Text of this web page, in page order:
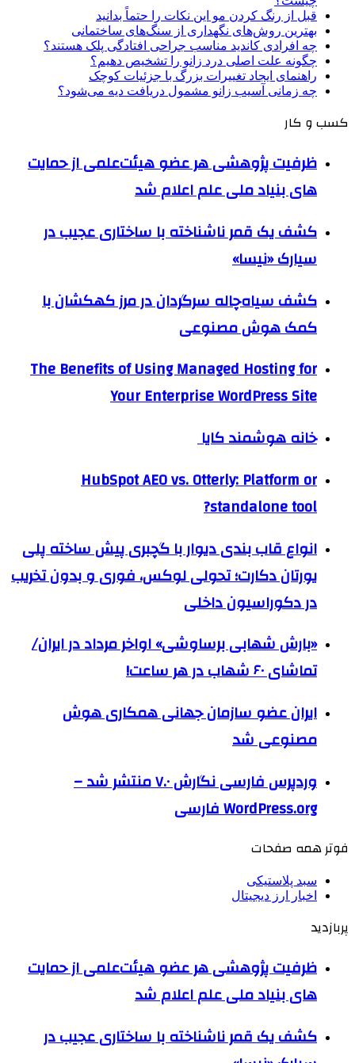
قبل از رنگ کردن مو این نکات را حتماً بدانید
بهترین روش‌های نگهداری از سنگ‌های ساختمانی
چه افرادی کاندید مناسب جراحی افتادگی پلک هستند؟
چگونه علت اصلی درد زانو را تشخیص دهیم؟
راهنمای ایجاد تغییرات بزرگ با جزئیات کوچک
چه زمانی آسیب زانو مشمول دریافت دیه می‌شود؟
کسب و کار
ظرفیت پژوهشی هر عضو هیئت‌علمی از حمایت
های بنیاد ملی علم اعلام شد
کشف یک قمر ناشناخته با ساختاری عجیب در
سیارک «نیسا»
کشف سیاه‌چاله سرگردان در مرز کهکشان با
کمک هوش مصنوعی
The Benefits of Using Managed Hosting for
Your Enterprise WordPress Site
خانه هوشمند کایا
HubSpot AEO vs. Otterly: Platform or
standalone tool?
انواع قاب بندی دیوار با گچبری پیش ساخته پلی
یورتان دکارت؛ تحولی لوکس، فوری و بدون تخریب
در دکوراسیون داخلی
«بارش شهابی برساوشی» اواخر مرداد در ایران/
تماشای ۶۰ شهاب در هر ساعت!
ایران عضو سازمان جهانی همکاری هوش
مصنوعی شد
وردپرس فارسی نگارش ۷.۰ منتشر شد –
WordPress.org فارسی
فوتر همه صفحات
سبد پلاستیکی
اخبار ارز دیجیتال
پربازدید
ظرفیت پژوهشی هر عضو هیئت‌علمی از حمایت
های بنیاد ملی علم اعلام شد
کشف یک قمر ناشناخته با ساختاری عجیب در